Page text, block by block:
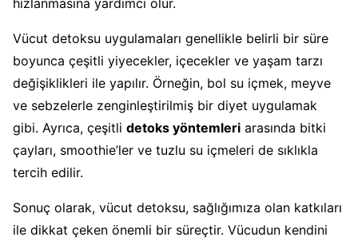
Vücut detoksu uygulamaları genellikle belirli bir süre
boyunca çeşitli yiyecekler, içecekler ve yaşam tarzı
değişiklikleri ile yapılır. Örneğin, bol su içmek, meyve
ve sebzelerle zenginleştirilmiş bir diyet uygulamak
gibi. Ayrıca, çeşitli detoks yöntemleri arasında bitki
çayları, smoothie’ler ve tuzlu su içmeleri de sıklıkla
tercih edilir.
Sonuç olarak, vücut detoksu, sağlığımıza olan katkıları
ile dikkat çeken önemli bir süreçtir. Vücudun kendini